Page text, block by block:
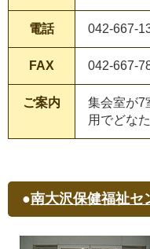
電話 042-667-
FAX 042-667-
ご案内
集会室が7
用でどな
●南大沢保健福祉セ